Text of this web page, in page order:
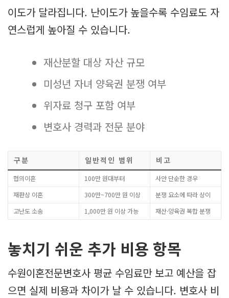
이도가 달라집니다. 난이도가 높을수록 수임료도 자
연스럽게 높아질 수 있습니다.
재산분할 대상 자산 규모
미성년 자녀 양육권 분쟁 여부
위자료 청구 포함 여부
변호사 경력과 전문 분야
구분 일반적인 범위 비고
협의이혼 100만 원대부터
사안 단순한 경우
재판상 이혼
300만~700만 원 이상
분쟁 요소에 따라 상이
고난도 소송
1,000만 원 이상 가능 재산·양육권 복합 분쟁
놓치기 쉬운 추가 비용 항목
수원이혼전문변호사 평균 수임료만 보고 예산을 잡
으면 실제 비용과 차이가 날 수 있습니다. 변호사 비